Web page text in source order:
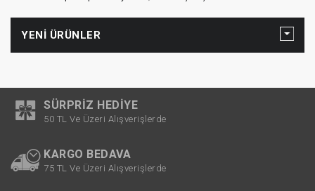
YENI ÜRÜNLER
SÜRPRIZ HEDIYE
50 TL Ve Üzeri Alışverişlerde
KARGO BEDAVA
75 TL Ve Üzeri Alışverişlerde